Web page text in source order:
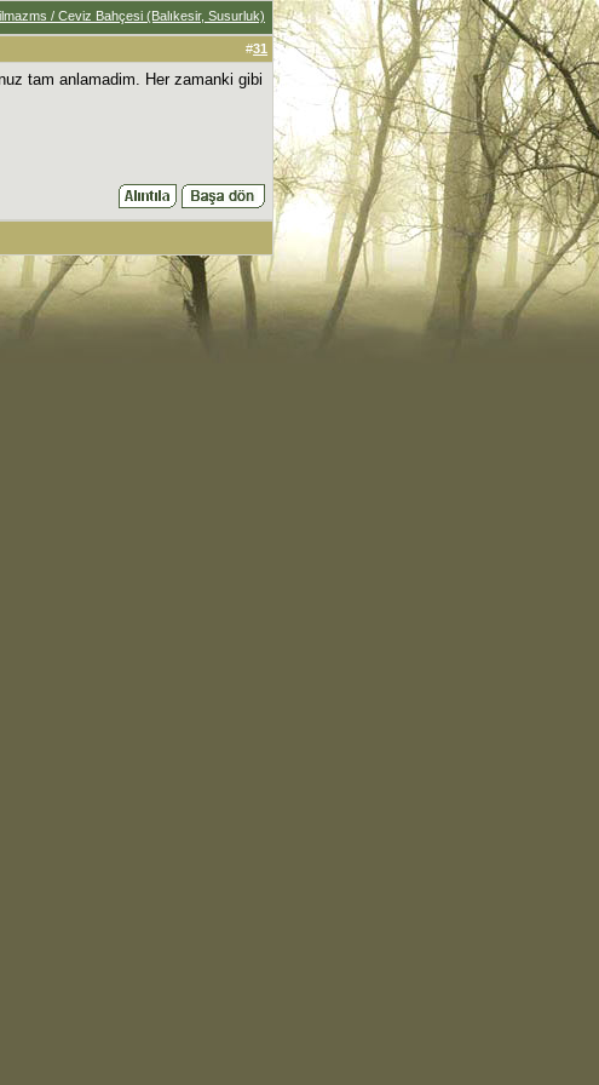
/ Ceviz Bahçesi (Balıkesir, Susurluk)
#31
tam anlamadim. Her zamanki gibi